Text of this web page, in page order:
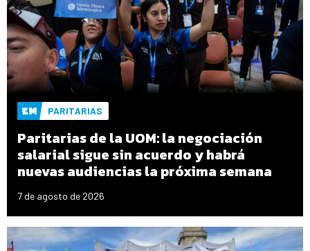
PARITARIAS
Paritarias de la UOM: la negociación
salarial sigue sin acuerdo y habrá
nuevas audiencias la próxima semana
7 de agosto de 2026